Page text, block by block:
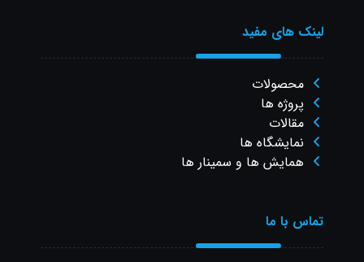
لینک های مفید
محصولات
پروژه ها
مقالات
نمایشگاه ها
همایش ها و سمینار ها
تماس با ما